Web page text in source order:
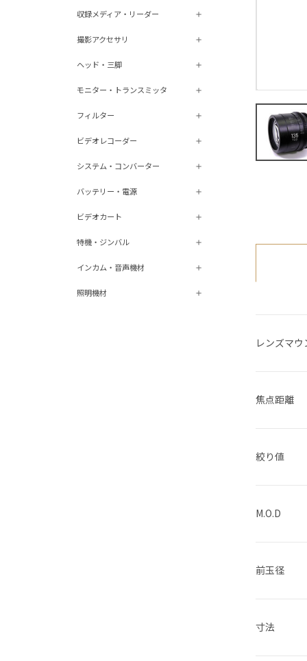
収録メディア・リーダー
撮影アクセサリ
ヘッド・三脚
モニター・トランスミッタ
フィルター
ビデオレコーダー
システム・コンバーター
バッテリー・電源
ビデオカート
特機・ジンバル
インカム・音声機材
照明機材
レンズマウ
焦点距離
絞り値
M.O.D
前玉径
寸法